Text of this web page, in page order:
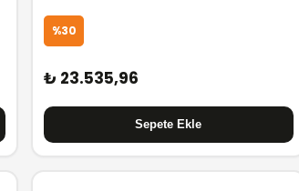
%30
₺ 23.535,96